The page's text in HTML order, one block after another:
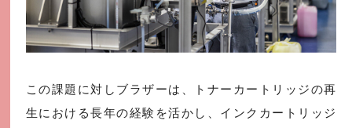
この課題に対しブラザーは、トナーカートリッジの再
生における長年の経験を活かし、インクカートリッジ